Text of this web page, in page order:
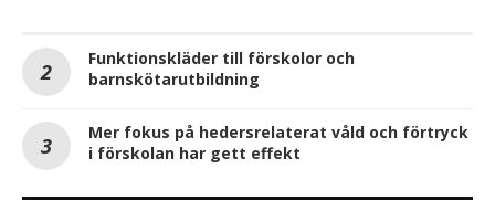
Funktionskläder till förskolor och
barnskötarutbildning
Mer fokus på hedersrelaterat våld och förtryck
i förskolan har gett effekt